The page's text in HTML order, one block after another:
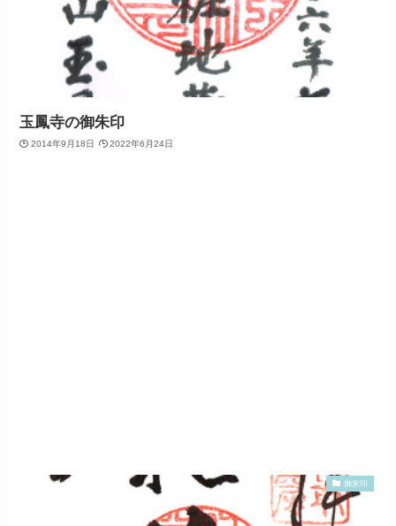
玉鳳寺の御朱印
2014年9月18日 2022年6月24日
御朱印